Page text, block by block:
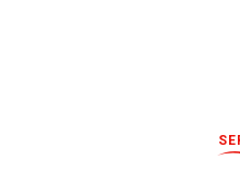
S E